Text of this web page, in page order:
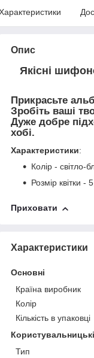
Опис
Якісні
Прикрасьте
Зробіть ваші
Дуже добре
хобі.
Характеристики:
Колір - світло-
Розмір квітки -
Приховати
Характеристики
Основні
Країна виробник
Колір
Кількість в упаковці
Тип